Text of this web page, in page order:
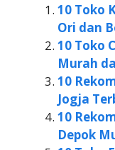
10 Toko
Ori dan
10 Toko
Murah
10
Jogja
10
Depok